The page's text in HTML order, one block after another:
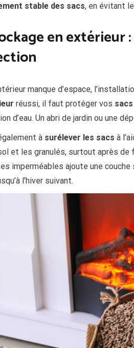
stable des sacs, en évitant
en extérieur
manque d’espace,
réussi, il faut protéger vos
d’eau. Un abri de jardin ou une
à surélever les sacs à
et les granulés, surtout après de
imperméables ajoute une
l’hiver suivant.